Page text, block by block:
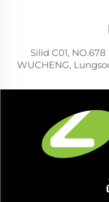
Silid C01,
WUCHENG,